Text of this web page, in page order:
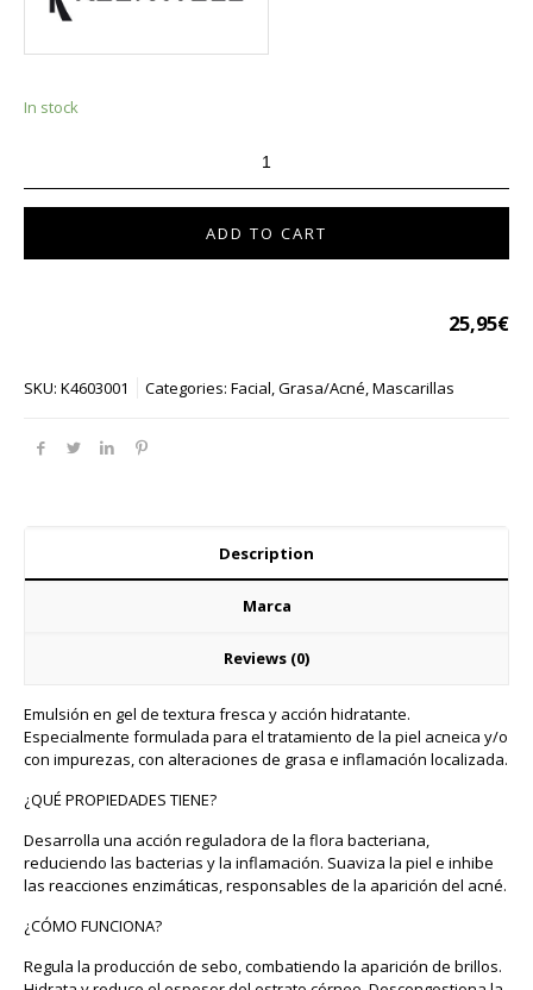
In stock
ADD TO CART
25,95€
SKU: K4603001 Categories: Facial,Grasa/Acné,Mascarillas
Description
Marca
Reviews (0)
Emulsión en gel de textura fresca y acción hidratante.
Especialmente formulada para el tratamiento de la piel acneica y/o
con impurezas, con alteraciones de grasa e inflamación localizada.
¿QUÉ PROPIEDADES TIENE?
Desarrolla una acción reguladora de la flora bacteriana,
reduciendo las bacterias y la inflamación. Suaviza la piel e inhibe
las reacciones enzimáticas, responsables de la aparición del acné.
¿CÓMO FUNCIONA?
Regula la producción de sebo, combatiendo la aparición de brillos.